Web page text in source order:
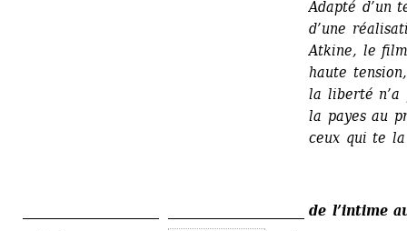
Adapté d’un
d’une
Atkine, le
haute
la liberté
la payes au
ceux qui te la
de l’intime